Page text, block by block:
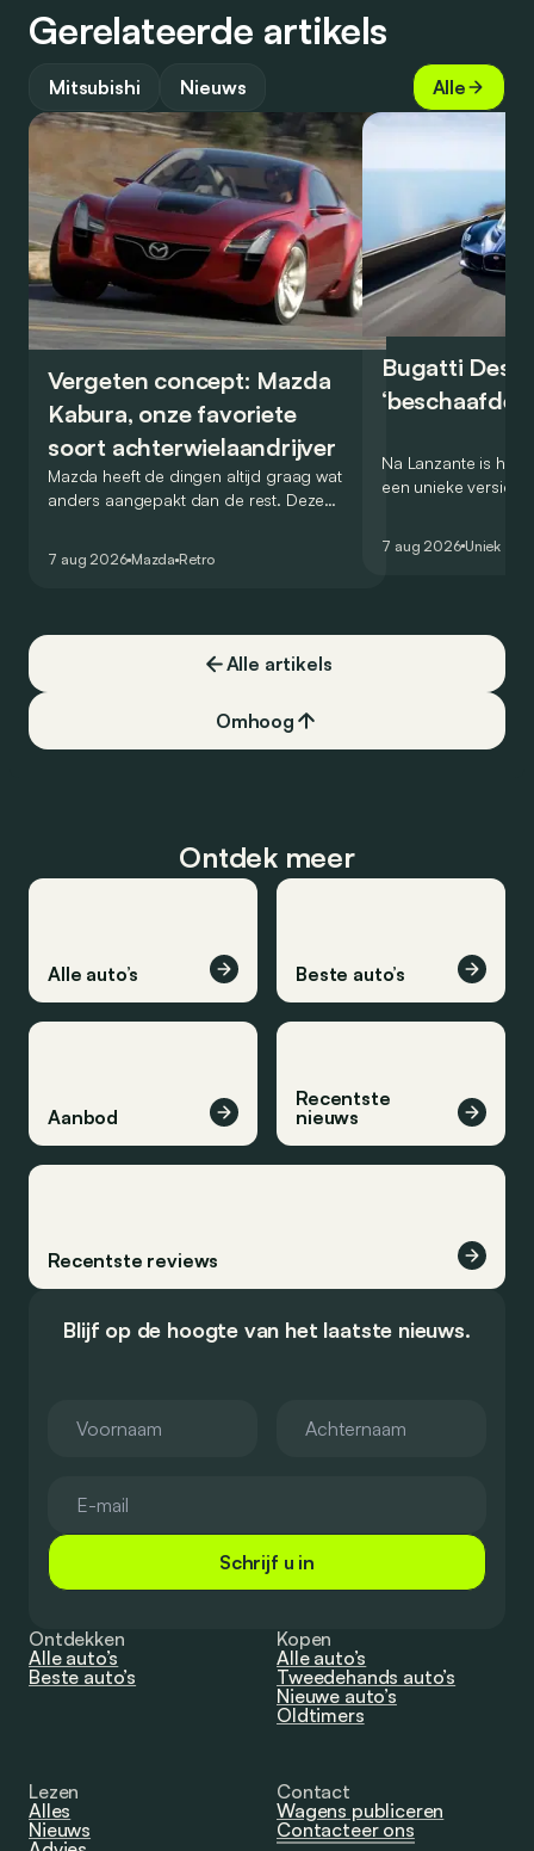
Gerelateerde artikels
Mitsubishi Nieuws Alle
Vergeten concept: Mazda
Kabura, onze favoriete
soort achterwielaandrijver
Mazda heeft de dingen altijd graag wat
anders aangepakt dan de rest. Deze
7 aug 2026 Mazda Retro
Bugatti
‘beschaafde’
Na Lanzante is het
een unieke versie
7 aug 2026 Uniek
Alle artikels
Omhoog
Ontdek meer
Alle auto’s Beste auto’s
Aanbod
Recentste
nieuws
Recentste reviews
Blijf op de hoogte van het laatste nieuws.
Schrijf u in
Ontdekken
Alle auto’s
Beste auto’s
Kopen
Alle auto’s
Tweedehands auto’s
Nieuwe auto’s
Oldtimers
Lezen
Alles
Nieuws
Contact
Wagens publiceren
Contacteer ons